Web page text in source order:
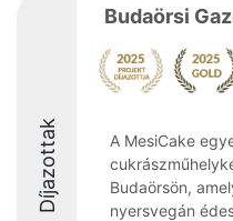
Díjazottak
Budaörsi
A MesiCake
Budaörsön,
nyersvegán